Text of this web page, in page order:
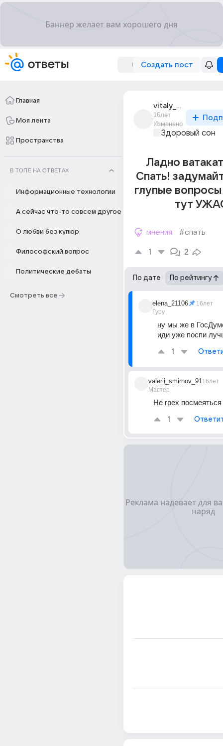
Создать пост
Главная
Моя лента
Пространства
В ТОПЕ НА ОТВЕТАХ
Информационные технологии
А сейчас что-то совсем другое
О любви без купюр
Философский вопрос
Политические дебаты
Смотреть все
vitaly_62
16лет
Изменено
Здоровый сон
Ладно
Спать!
глупые
тут
мнения #спать
1 2
По дате По рейтингу
elena_21106
Гуру
16лет
ну мы же в
иди уже поспи
1
valerii_smirnov_91
Мастер
16лет
Не грех
1